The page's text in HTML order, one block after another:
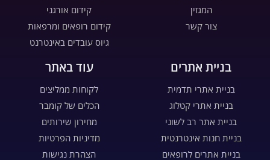
המגזין
צור קשר
קידום אורגני
קידום רופאים ומרפאות
גיוס עובדים באינטרנט
בניית אתרים
בניית אתרי תדמית
בניית אתרי קטלוג
בניית אתר רב לשוני
בניית חנות אינטרנטית
בניית אתרים לרופאים
עוד באתר
לקוחות ממליצים
הכלים של קומבר
מחירון שירותים
מדיניות הפרטיות
הצהרת נגישות